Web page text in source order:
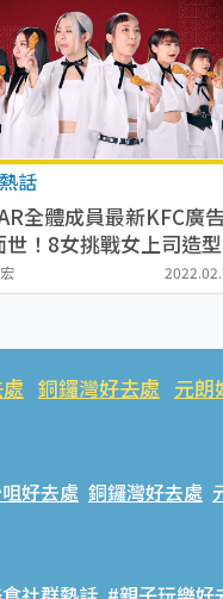
熱話
全體成員最新KFC廣
世！8女挑戰女上司造型
型格sell炸雞
銅鑼灣好去處 元朗
好去處 銅鑼灣好去處